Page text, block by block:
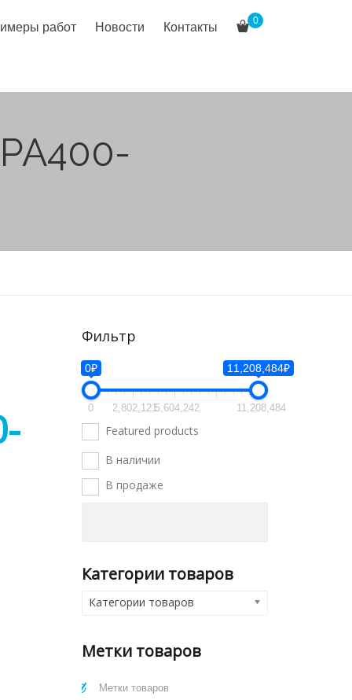
работ Новости Контакты 0
Фильтр
0₽ 11,208,484₽
0 2,802,1215,604,242 11,208,484
Featured products
В наличии
В продаже
Категории товаров
Категории товаров
Метки товаров